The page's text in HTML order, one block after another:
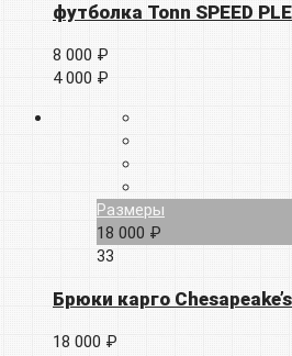
футболка Tonn SPEED
8 000 ₽
4 000 ₽
Размеры
18 000 ₽
33
Брюки карго
18 000 ₽